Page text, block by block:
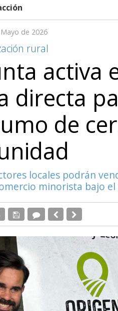
de 2026
rural
activa
directa
de
locales podrán
minorista bajo